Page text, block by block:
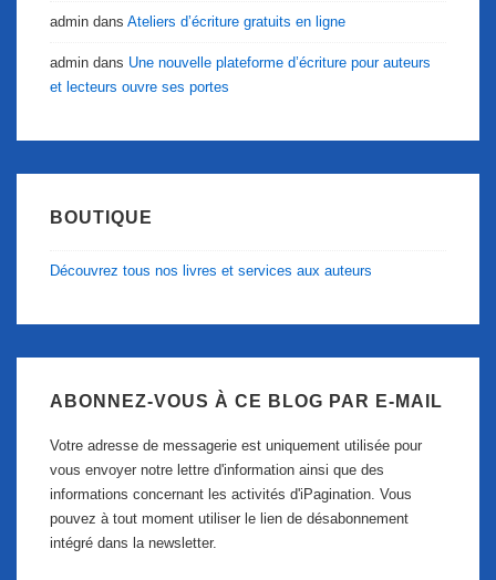
admin dans Ateliers d’écriture gratuits en ligne
admin dans Une nouvelle plateforme d’écriture pour auteurs
et lecteurs ouvre ses portes
BOUTIQUE
Découvrez tous nos livres et services aux auteurs
ABONNEZ-VOUS À CE BLOG PAR E-MAIL
Votre adresse de messagerie est uniquement utilisée pour
vous envoyer notre lettre d'information ainsi que des
informations concernant les activités d'iPagination. Vous
pouvez à tout moment utiliser le lien de désabonnement
intégré dans la newsletter.